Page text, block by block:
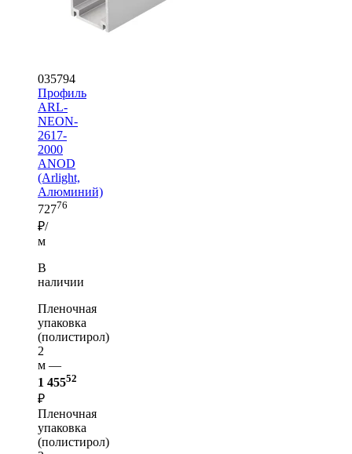
035794
Профиль
ARL-
NEON-
2617-
2000
ANOD
(Arlight,
Алюминий)
72776
₽/
м
В
наличии
Пленочная
упаковка
(полистирол)
2
м —
1 45552
₽
Пленочная
упаковка
(полистирол)